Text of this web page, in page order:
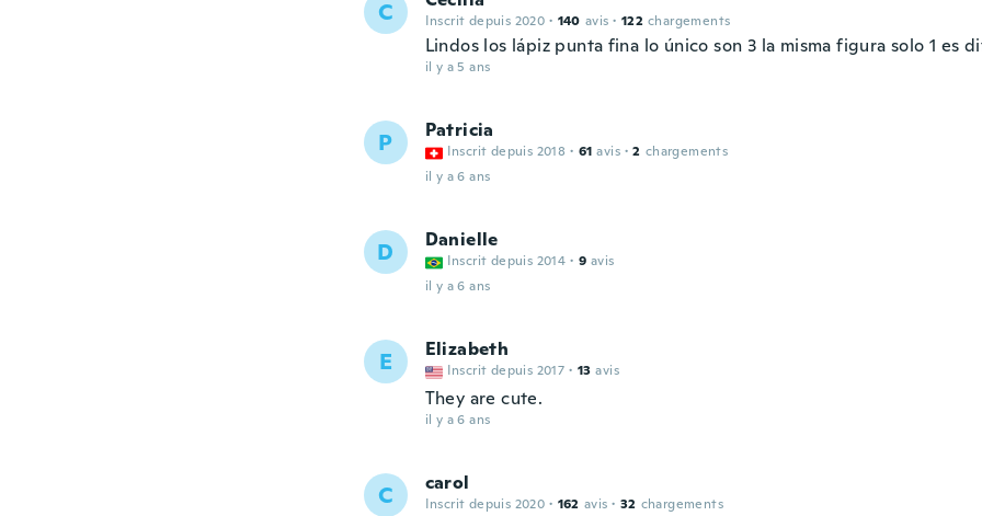
C Inscrit depuis 2020 · 140 avis · 122 chargements
Lindos los lápiz punta fina lo único son 3 la misma figura solo 1 es
il y a 5 ans
P Patricia
Inscrit depuis 2018 · 61 avis · 2 chargements
il y a 6 ans
D Danielle
Inscrit depuis 2014 · 9 avis
il y a 6 ans
E Elizabeth
Inscrit depuis 2017 · 13 avis
They are cute.
il y a 6 ans
C carol
Inscrit depuis 2020 · 162 avis · 32 chargements